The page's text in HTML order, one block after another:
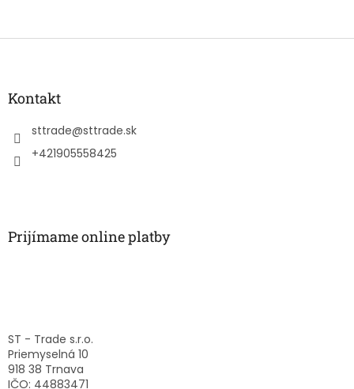
Z
Kontakt
sttrade@sttrade.sk
+421905558425
Prijímame online platby
ST - Trade s.r.o.
Priemyselná 10
918 38 Trnava
IČO: 44883471